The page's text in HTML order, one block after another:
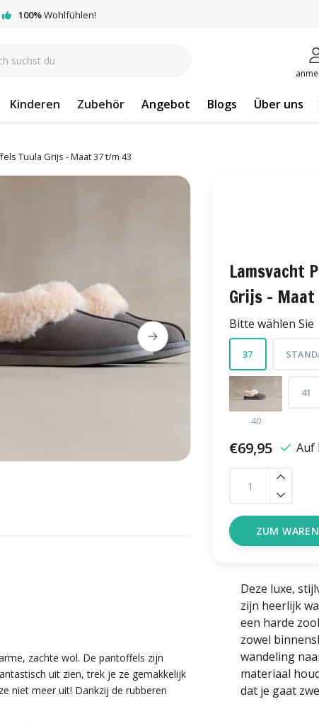
100%Wohlfühlen!
Kinderen Zubehör Angebot Blogs Über uns
Tuula Grijs - Maat 37 t/m 43
Lamsvacht
Grijs -
Bitte wählen Sie
37
40
41
€69,95 Auf
ZUM
Deze luxe,
zijn heerlijk
een harde
zowel
wandeling
materiaal
dat je gaat
zachte wol. De pantoffels zijn
uit zien, trek je ze gemakkelijk
niet meer uit! Dankzij de rubberen